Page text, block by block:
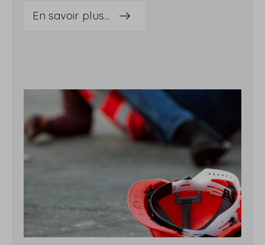
En savoir plus...